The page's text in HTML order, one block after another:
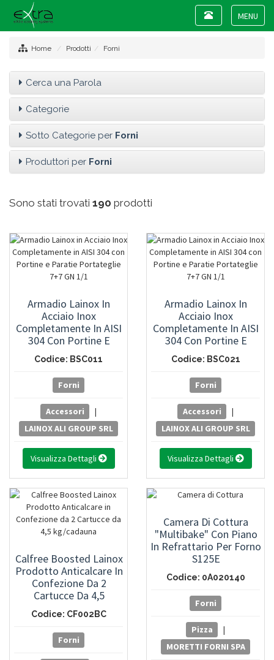
Toggle
Toggle
navigation
Home Prodotti Forni
Cerca una Parola
Categorie
Sotto Categorie per Forni
Produttori per Forni
Sono stati trovati 190 prodotti
Armadio Lainox In
Acciaio Inox
Completamente In AISI
304 Con Portine E
Paratie Portateglie 7+7
GN 1/1
Codice: BSC011
Forni
Accessori
|
LAINOX ALI GROUP SRL
Visualizza Dettagli
Armadio Lainox In
Acciaio Inox
Completamente In AISI
304 Con Portine E
Paratie Portateglie 7+7
GN 1/1
Codice: BSC021
Forni
Accessori
|
LAINOX ALI GROUP SRL
Visualizza Dettagli
Calfree Boosted Lainox
Prodotto Anticalcare In
Confezione Da 2
Cartucce Da 4,5
Kg/cadauna
Codice: CF002BC
Forni
Camera Di Cottura
"Multibake" Con Piano
In Refrattario Per Forno
S125E
Codice: 0A020140
Forni
Pizza
|
MORETTI FORNI SPA